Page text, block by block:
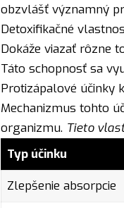
obzvlášť významný
Detoxifikačné
Dokáže viazať rôzne
Táto schopnosť sa
Protizápalové účinky
Mechanizmus tohto
organizmu. Tieto
Typ účinku
Zlepšenie absorpcie